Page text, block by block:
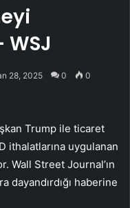
28, 2025 0 0
Trump ile ticaret
ithalatlarına uygulanan
Wall Street Journal’ın
dayandırdığı haberine